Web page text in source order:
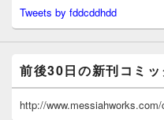
Tweets by fddcddhdd
前後30日の新刊コミッ
http://